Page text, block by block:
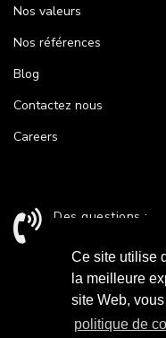
Ce site utilise
la meilleure
site Web,
politique de
Nos valeurs
Nos références
Blog
Contactez nous
Careers
Des questions :